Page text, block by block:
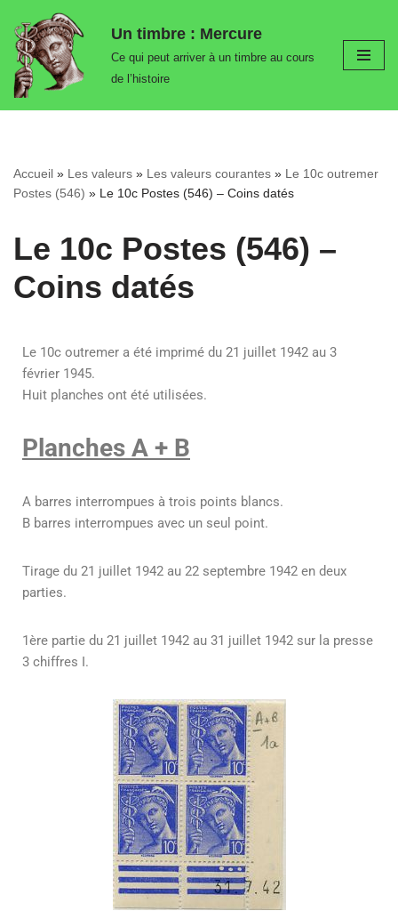
Aller
au
contenu
Un timbre : Mercure
Ce qui peut arriver à un timbre au cours
de l’histoire
Accueil » Les valeurs » Les valeurs courantes » Le 10c outremer
Postes (546) » Le 10c Postes (546) – Coins datés
Le 10c Postes (546) –
Coins datés
Le 10c outremer a été imprimé du 21 juillet 1942 au 3
février 1945.
Huit planches ont été utilisées.
Planches A + B
A barres interrompues à trois points blancs.
B barres interrompues avec un seul point.
Tirage du 21 juillet 1942 au 22 septembre 1942 en deux
parties.
1ère partie du 21 juillet 1942 au 31 juillet 1942 sur la presse
3 chiffres I.